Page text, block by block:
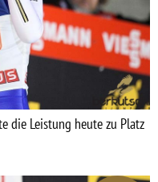
die Leistung heute zu Platz